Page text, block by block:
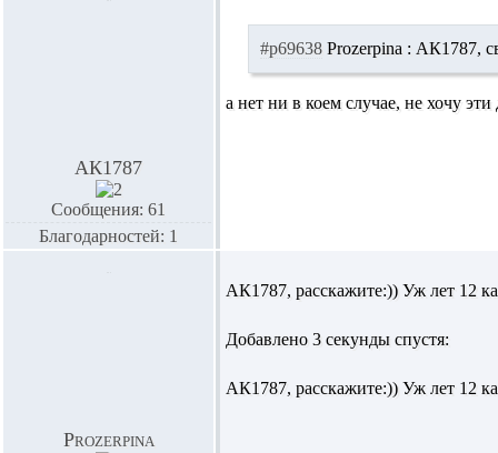
АК1787
Сообщения: 61
Благодарностей: 1
#p69638 Prozerpina : АК1787,
а нет ни в коем случае, не хочу
Prozerpina
АК1787, расскажите:)) Уж лет 12
Добавлено 3 секунды спустя:
АК1787, расскажите:)) Уж лет 12